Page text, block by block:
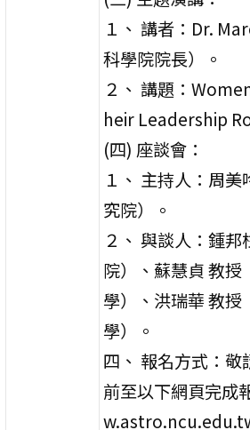
１、 講者：Dr.
科學院院長）。
２、 講題：
heir Leadership
(四) 座談會：
１、 主持人：周
究院）。
２、 與談人：鍾
院）、蘇慧貞 教授
學）、洪瑞華 教授
學）。
四、 報名方式：敬
前至以下網頁完